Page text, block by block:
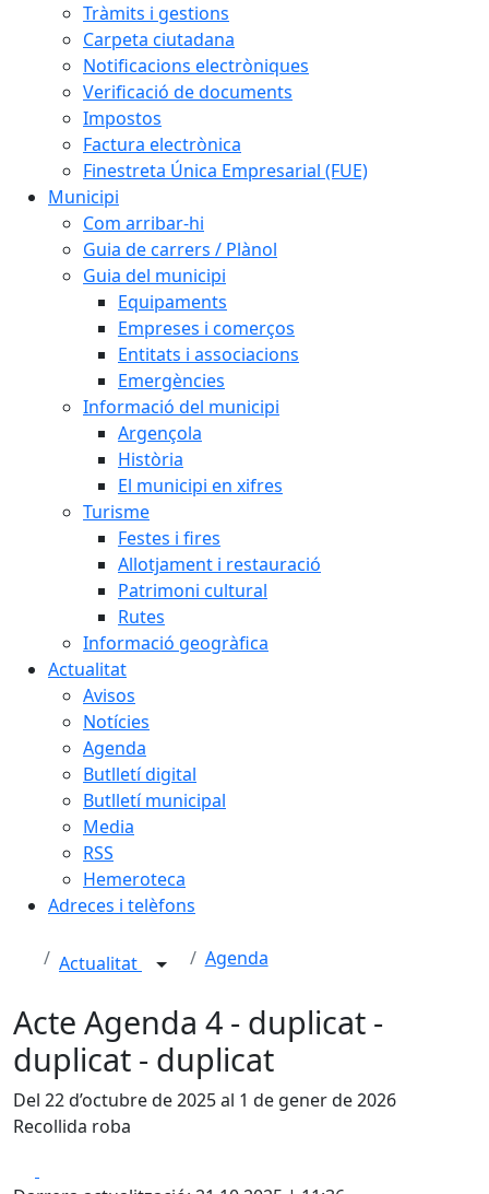
Tràmits i gestions
Carpeta ciutadana
Notificacions electròniques
Verificació de documents
Impostos
Factura electrònica
Finestreta Única Empresarial (FUE)
Municipi
Com arribar-hi
Guia de carrers / Plànol
Guia del municipi
Equipaments
Empreses i comerços
Entitats i associacions
Emergències
Informació del municipi
Argençola
Història
El municipi en xifres
Turisme
Festes i fires
Allotjament i restauració
Patrimoni cultural
Rutes
Informació geogràfica
Actualitat
Avisos
Notícies
Agenda
Butlletí digital
Butlletí municipal
Media
RSS
Hemeroteca
Adreces i telèfons
Actualitat Agenda
Acte Agenda 4 - duplicat -
duplicat - duplicat
Del 22 d’octubre de 2025 al 1 de gener de 2026
Recollida roba